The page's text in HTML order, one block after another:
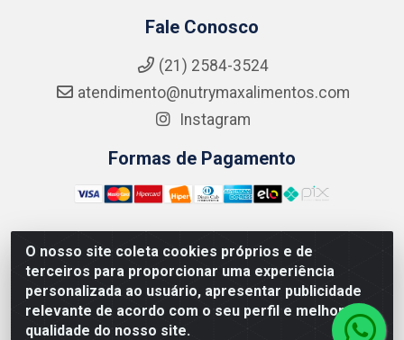
O nosso site coleta cookies próprios e de
terceiros para proporcionar uma experiência
personalizada ao usuário, apresentar publicidade
relevante de acordo com o seu perfil e melhorar a
qualidade do nosso site.
Fale Conosco
(21) 2584-3524
atendimento@nutrymaxalimentos.com
Instagram
Formas de Pagamento
NUTRY MAX COMÉRCIO DE PRODUTOS ALIMENTICIOS
LTDA - RUA DO FEIJÃO, 721 PENHA CIRCULAR/RJ -
CNPJ: 15.796.122/0001-03